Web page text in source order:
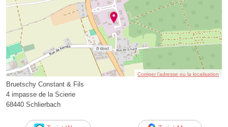
Corriger l’adresse ou la localisation
Bruetschy Constant & Fils
4 impasse de la Scierie
68440 Schlierbach